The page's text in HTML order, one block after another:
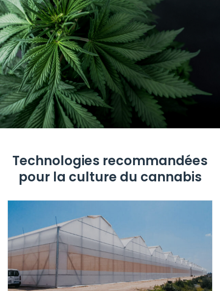
Technologies recommandées
pour la culture du cannabis